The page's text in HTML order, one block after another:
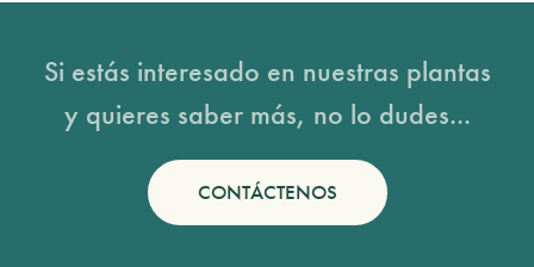
Si estás interesado en nuestras plantas
y quieres saber más, no lo dudes...
CONTÁCTENOS